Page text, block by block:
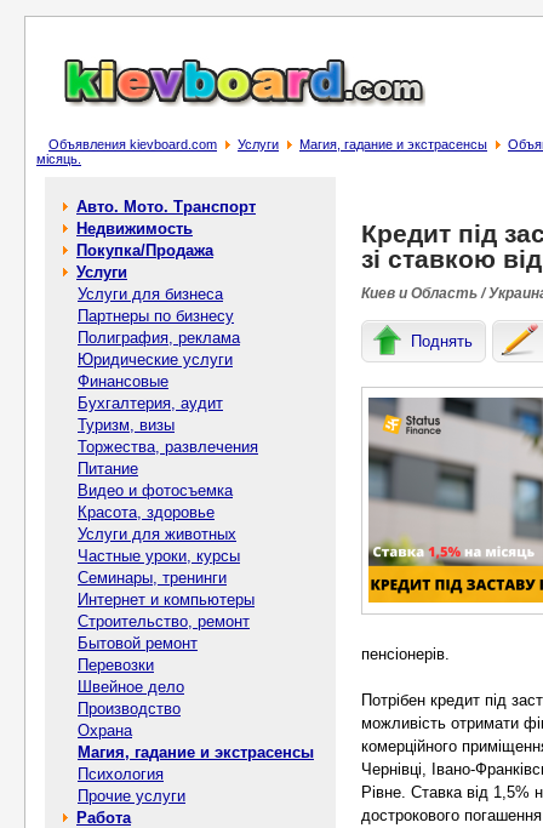
Объявления kievboard.com Услуги Магия, гадание и экстрасенсы
місяць.
Авто. Мото. Транспорт
Недвижимость
Покупка/Продажа
Услуги
Услуги для бизнеса
Партнеры по бизнесу
Полиграфия, реклама
Юридические услуги
Финансовые
Бухгалтерия, аудит
Туризм, визы
Торжества, развлечения
Питание
Видео и фотосъемка
Красота, здоровье
Услуги для животных
Частные уроки, курсы
Семинары, тренинги
Интернет и компьютеры
Строительство, ремонт
Бытовой ремонт
Перевозки
Швейное дело
Производство
Охрана
Магия, гадание и экстрасенсы
Психология
Прочие услуги
Работа
Кредит під
зі ставкою
Киев и Область /
Поднять
пенсіонерів.
Потрібен кредит під
можливість отримати
комерційного
Чернівці, Івано-
Рівне. Ставка від 1,5%
дострокового